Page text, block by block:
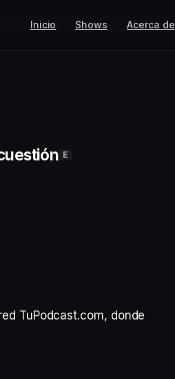
Inicio Shows Acerca de
E
TuPodcast.com, donde